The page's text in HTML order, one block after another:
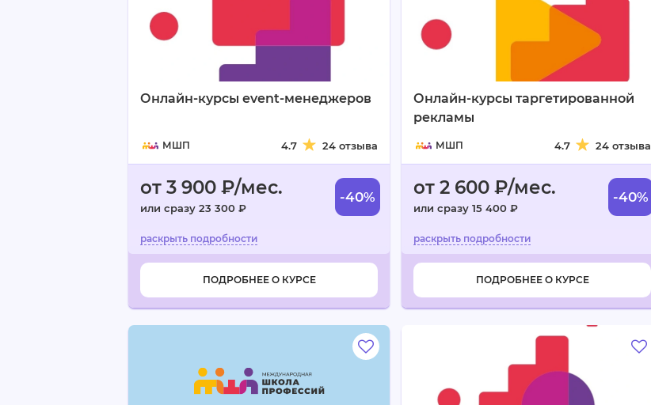
Онлайн-курсы event-менеджеров
МШП 4.7 24 отзыва
от 3 900 ₽/мес.
или сразу 23 300 ₽
-40%
ПОДРОБНЕЕ О КУРСЕ
Онлайн-курсы таргетированной
рекламы
МШП 4.7 24 отзыва
от 2 600 ₽/мес.
или сразу 15 400 ₽
-40%
ПОДРОБНЕЕ О КУРСЕ